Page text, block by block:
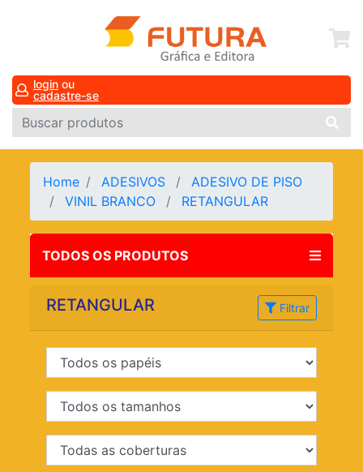
login ou
cadastre-se
Home ADESIVOS
ADESIVO DE PISO
VINIL BRANCO
RETANGULAR
TODOS OS PRODUTOS
RETANGULAR Filtrar